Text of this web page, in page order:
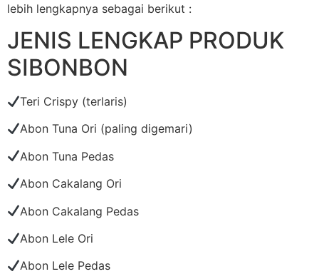
lebih lengkapnya sebagai berikut :
JENIS LENGKAP PRODUK
SIBONBON
Teri Crispy (terlaris)
Abon Tuna Ori (paling digemari)
Abon Tuna Pedas
Abon Cakalang Ori
Abon Cakalang Pedas
Abon Lele Ori
Abon Lele Pedas